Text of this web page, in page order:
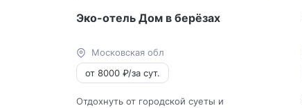
Эко-отель Дом в берёзах
Московская обл
от 8000 ₽/за сут.
Отдохнуть от городской суеты и